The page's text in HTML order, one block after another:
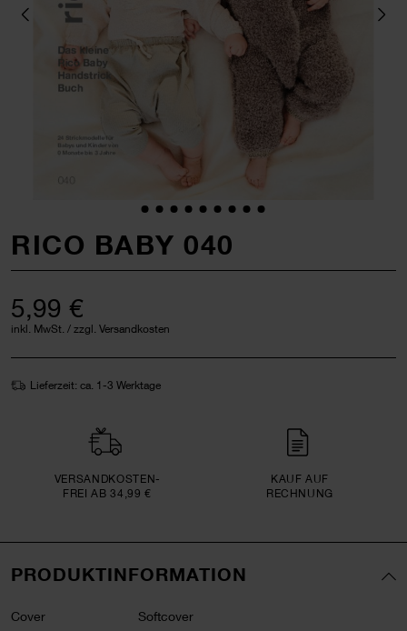
RICO BABY 040
5,99 €
inkl. MwSt. / zzgl. Versandkosten
Lieferzeit: ca. 1-3 Werktage
VERSAND­KOSTEN­
FREI AB 34,99 €
KAUF AUF
RECHNUNG
PRODUKTINFORMATION
Cover
Softcover